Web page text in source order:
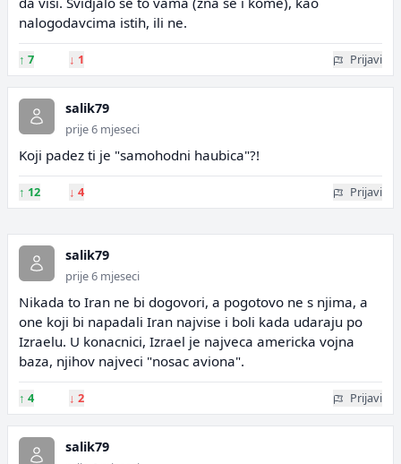
nalogodavcima istih, ili ne.
↑ 7 ↓ 1 Prijavi
salik79
prije 6 mjeseci
Koji padez ti je "samohodni haubica"?!
↑ 12 ↓ 4 Prijavi
salik79
prije 6 mjeseci
Nikada to Iran ne bi dogovori, a pogotovo ne s njima, a
one koji bi napadali Iran najvise i boli kada udaraju po
Izraelu. U konacnici, Izrael je najveca americka vojna
baza, njihov najveci "nosac aviona".
↑ 4 ↓ 2 Prijavi
salik79